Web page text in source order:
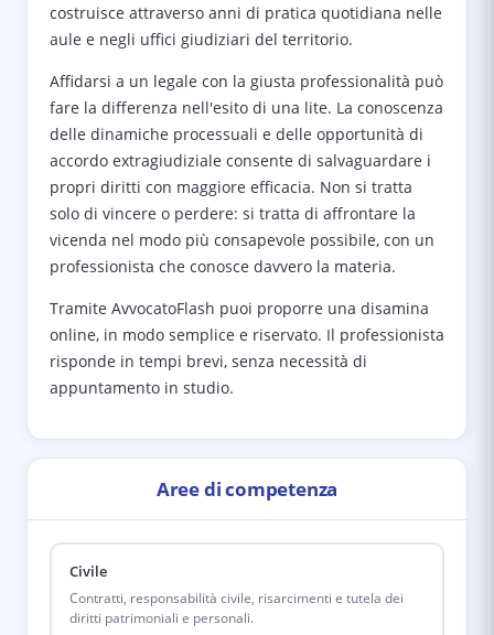
costruisce attraverso anni di pratica quotidiana nelle
aule e negli uffici giudiziari del territorio.
Affidarsi a un legale con la giusta professionalità può
fare la differenza nell'esito di una lite. La conoscenza
delle dinamiche processuali e delle opportunità di
accordo extragiudiziale consente di salvaguardare i
propri diritti con maggiore efficacia. Non si tratta
solo di vincere o perdere: si tratta di affrontare la
vicenda nel modo più consapevole possibile, con un
professionista che conosce davvero la materia.
Tramite AvvocatoFlash puoi proporre una disamina
online, in modo semplice e riservato. Il professionista
risponde in tempi brevi, senza necessità di
appuntamento in studio.
Aree di competenza
Civile
Contratti, responsabilità civile, risarcimenti e tutela dei
diritti patrimoniali e personali.